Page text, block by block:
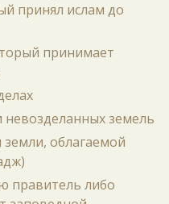
принял ислам до
принимает
невозделанных земель
облагаемой
правитель либо